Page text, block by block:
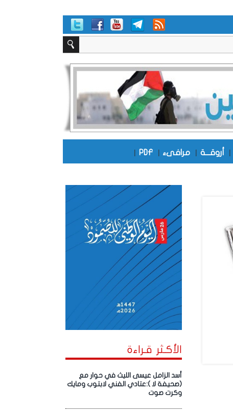
| أروقـــة | مرافىء |
PDF
|
الأكـثر قـراءة
أسد الزامل عيسى الليث في حوار مع
(صحيفة لا ):عتادي الفني لابتوب ومايك
وكرت صوت